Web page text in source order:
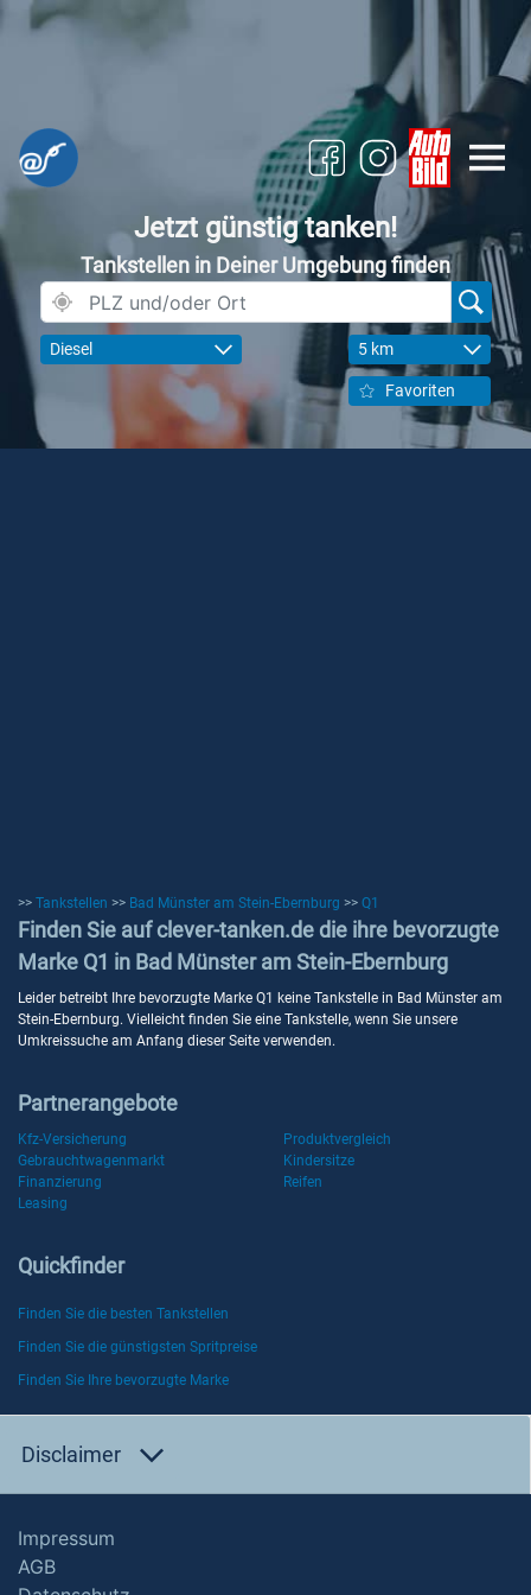
Jetzt günstig tanken!
Tankstellen in Deiner Umgebung finden
Diesel 5 km
Favoriten
>> Tankstellen >> Bad Münster am Stein-Ebernburg >> Q1
Finden Sie auf clever-tanken.de die ihre bevorzugte
Marke Q1 in Bad Münster am Stein-Ebernburg
Leider betreibt Ihre bevorzugte Marke Q1 keine Tankstelle in Bad Münster am
Stein-Ebernburg. Vielleicht finden Sie eine Tankstelle, wenn Sie unsere
Umkreissuche am Anfang dieser Seite verwenden.
Partnerangebote
Kfz-Versicherung
Produktvergleich
Gebrauchtwagenmarkt
Kindersitze
Finanzierung
Reifen
Leasing
Quickfinder
Finden Sie die besten Tankstellen
Finden Sie die günstigsten Spritpreise
Finden Sie Ihre bevorzugte Marke
Disclaimer
Impressum
AGB